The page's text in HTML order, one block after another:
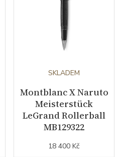
SKLADEM
Montblanc X Naruto
Meisterstück
LeGrand Rollerball
MB129322
18 400 Kč